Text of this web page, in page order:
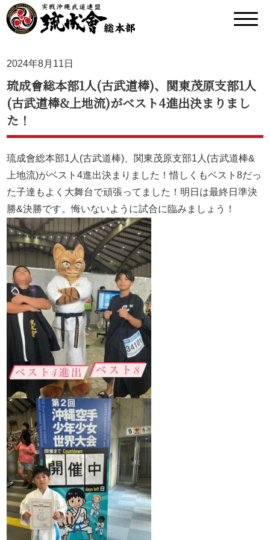
2024年8月11日
琉成會総本部1人(古武道棒)、関東茂原支部1人
(古武道棒&上地流)がベスト4進出決まりまし
た！
琉成會総本部1人(古武道棒)、関東茂原支部1人(古武道棒&
上地流)がベスト4進出決まりました！惜しくもベスト8だっ
た子達もよく大舞台で頑張ってました！明日は最終日準決
勝&決勝です。悔いないように試合に臨みましょう！